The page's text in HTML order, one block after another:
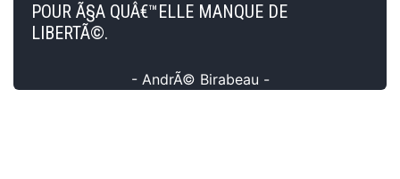
POUR Ã§A QUÂ€™ELLE MANQUE DE
LIBERTÃ©.
- AndrÃ© Birabeau -